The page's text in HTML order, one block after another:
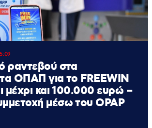
ραντεβού στα
ΟΠΑΠ για το FREEWIN
μέχρι και 100.000 ευρώ –
μέσω του OPAP